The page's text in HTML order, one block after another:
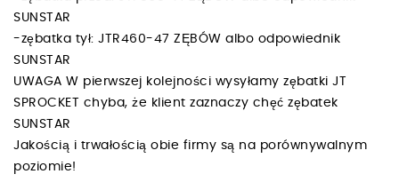
SUNSTAR
-zębatka tył: JTR460-47 ZĘBÓW albo odpowiednik
SUNSTAR
UWAGA W pierwszej kolejności wysyłamy zębatki JT
SPROCKET chyba, że klient zaznaczy chęć zębatek
SUNSTAR
Jakością i trwałością obie firmy są na porównywalnym
poziomie!